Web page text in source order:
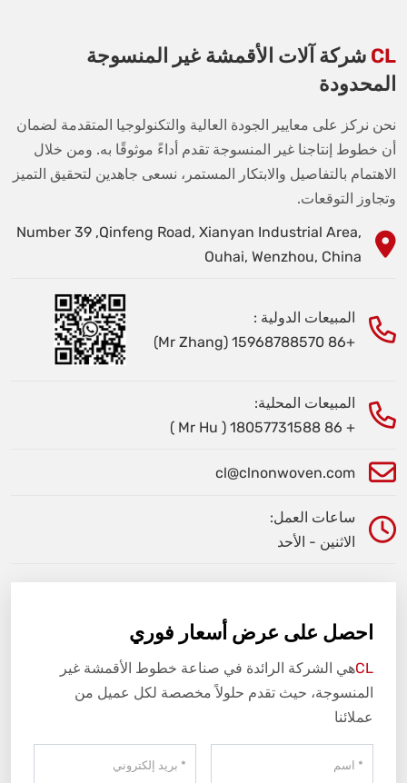
CL شركة آلات الأقمشة غير المنسوجة
المحدودة
نحن نركز على معايير الجودة العالية والتكنولوجيا المتقدمة لضمان
أن خطوط إنتاجنا غير المنسوجة تقدم أداءً موثوقًا به. ومن خلال
الاهتمام بالتفاصيل والابتكار المستمر، نسعى جاهدين لتحقيق التميز
وتجاوز التوقعات.
Number 39 ,Qinfeng Road, Xianyan Industrial Area,
Ouhai, Wenzhou, China
المبيعات الدولية :
+86 15968788570 (Mr Zhang)
المبيعات المحلية:
+ 86 18057731588 ( Mr Hu )
cl@clnonwoven.com
ساعات العمل:
الاثنين - الأحد
احصل على عرض أسعار فوري
CLهي الشركة الرائدة في صناعة خطوط الأقمشة غير
المنسوجة، حيث تقدم حلولاً مخصصة لكل عميل من
عملائنا